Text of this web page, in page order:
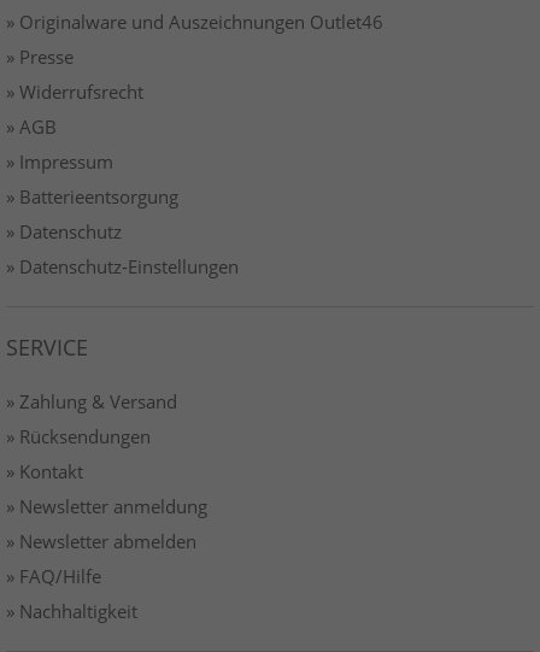
» Originalware und Auszeichnungen Outlet46
» Presse
» Widerrufsrecht
» AGB
» Impressum
» Batterieentsorgung
» Datenschutz
» Datenschutz-Einstellungen
SERVICE
» Zahlung & Versand
» Rücksendungen
» Kontakt
» Newsletter anmeldung
» Newsletter abmelden
» FAQ/Hilfe
» Nachhaltigkeit